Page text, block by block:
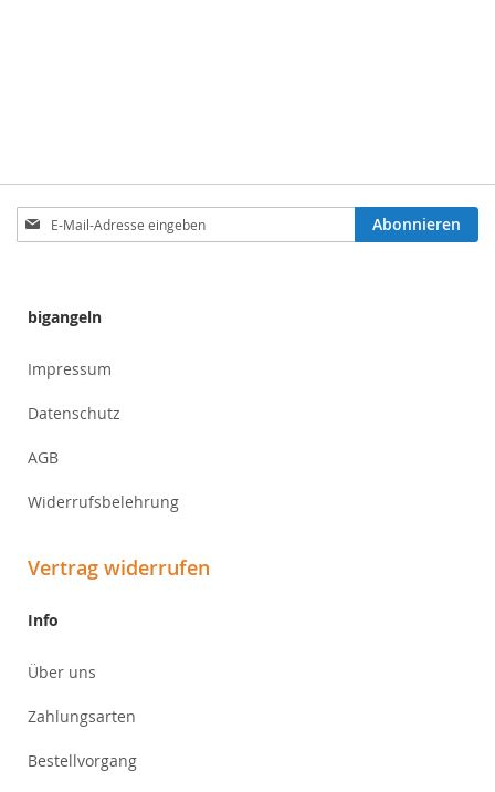
Anmeldung
zum
Abonnieren
bigangeln
Impressum
Datenschutz
AGB
Widerrufsbelehrung
Vertrag widerrufen
Info
Über uns
Zahlungsarten
Bestellvorgang